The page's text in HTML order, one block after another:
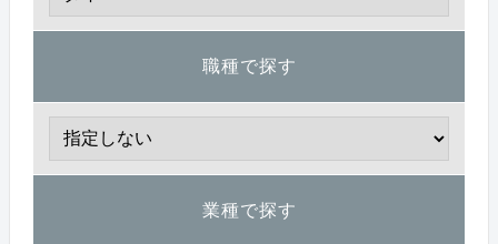
職種で探す
業種で探す